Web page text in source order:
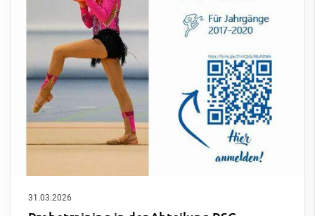
31.03.2026